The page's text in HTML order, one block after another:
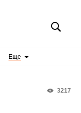
Еще
3217